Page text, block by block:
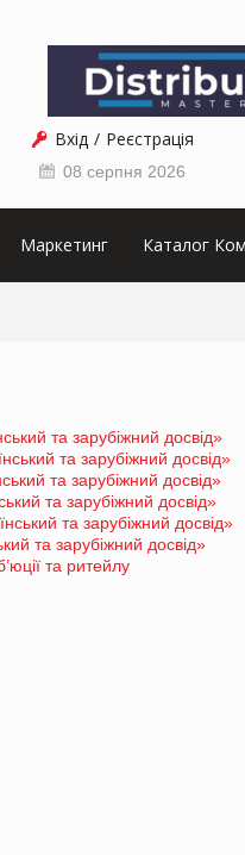
Вхід Реєстрація
08 серпня 2026
Маркетинг Каталог
та зарубіжний досвід»
та зарубіжний досвід»
та зарубіжний досвід»
та зарубіжний досвід»
та зарубіжний досвід»
та зарубіжний досвід»
та ритейлу